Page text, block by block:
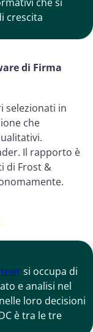
crescita
di Firma
selezionati in
che
Il rapporto è
di Frost &
si occupa di
e analisi nel
loro decisioni
è tra le tre